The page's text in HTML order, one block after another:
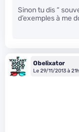
Sinon tu dis “
d’exemples à me
Obelixator
Le 29/11/2013 à